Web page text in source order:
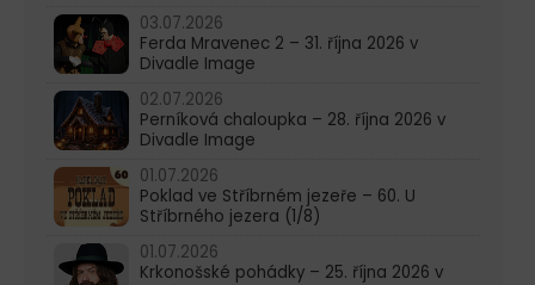
03.07.2026
Ferda Mravenec 2 – 31. října 2026 v
Divadle Image
02.07.2026
Perníková chaloupka – 28. října 2026 v
Divadle Image
01.07.2026
Poklad ve Stříbrném jezeře – 60. U
Stříbrného jezera (1/8)
01.07.2026
Krkonošské pohádky – 25. října 2026 v